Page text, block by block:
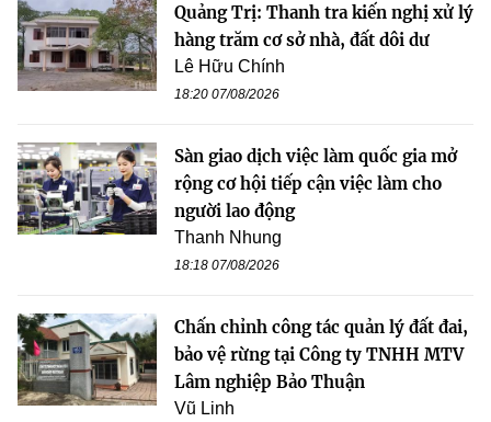
Quảng Trị: Thanh tra kiến nghị xử lý
hàng trăm cơ sở nhà, đất dôi dư
Lê Hữu Chính
18:20 07/08/2026
Sàn giao dịch việc làm quốc gia mở
rộng cơ hội tiếp cận việc làm cho
người lao động
Thanh Nhung
18:18 07/08/2026
Chấn chỉnh công tác quản lý đất đai,
bảo vệ rừng tại Công ty TNHH MTV
Lâm nghiệp Bảo Thuận
Vũ Linh